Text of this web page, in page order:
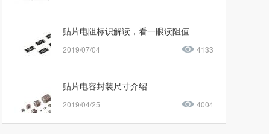
贴片电阻标识解读，看一眼读阻值
2019/07/04 4133
贴片电容封装尺寸介绍
2019/04/25 4004